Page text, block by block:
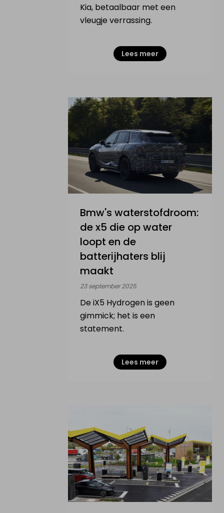
Kia, betaalbaar met een
vleugje verrassing.
Lees meer
Bmw's waterstofdroom:
de x5 die op water
loopt en de
batterijhaters blij
maakt
23 september 2025
De iX5 Hydrogen is geen
gimmick; het is een
statement.
Lees meer